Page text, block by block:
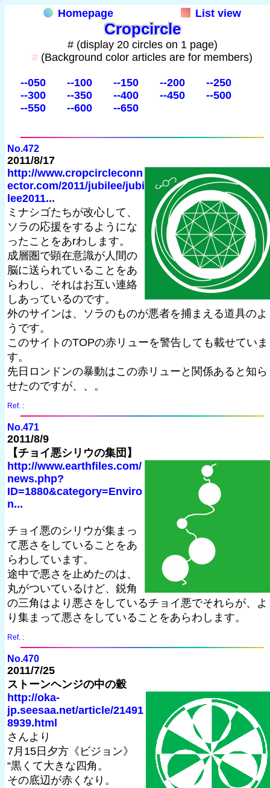
Homepage List view
Cropcircle
# (display 20 circles on 1 page)
# (Background color articles are for members)
--050 --100 --150 --200
--250
--300
--350 --400 --450
--500
--550
--600 --650
No.472
2011/8/17
http://www.cropcircleconn
ector.com/2011/jubilee/jubi
lee2011...
ミナシゴたちが改心して、
ソラの応援をするようにな
ったことをあrわします。
成層圏で顕在意識が人間の
脳に送られていることをあ
らわし、それはお互い連絡
しあっているのです。
外のサインは、ソラのものが悪者を捕まえる道具のよ
うです。
このサイトのTOPの赤リューを警告しても載せていま
す。
先日ロンドンの暴動はこの赤リューと関係あると知ら
せたのですが、、。
Ref. :
No.471
2011/8/9
【チョイ悪シリウの集団】
http://www.earthfiles.com/
news.php?
ID=1880&category=Enviro
n...
チョイ悪のシリウが集まっ
て悪さをしていることをあ
らわしています。
途中で悪さを止めたのは、
丸がついているけど、鋭角
の三角はより悪さをしているチョイ悪でそれらが、よ
り集まって悪さをしていることをあらわします。
Ref. :
No.470
2011/7/25
ストーンヘンジの中の穀
http://oka-
jp.seesaa.net/article/21491
8939.html
さんより
7月15日夕方《ビジョン》
“黒くて大きな四角。
その底辺が赤くなり。